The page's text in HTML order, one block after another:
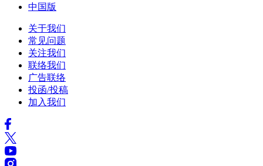
中国版
关于我们
常见问题
关注我们
联络我们
广告联络
投函/投稿
加入我们